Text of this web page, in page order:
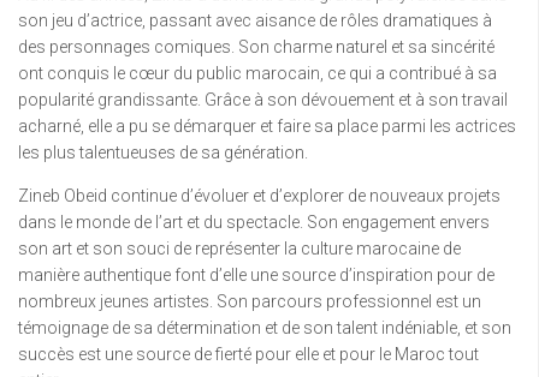
son jeu d’actrice, passant avec aisance de rôles dramatiques à
des personnages comiques. Son charme naturel et sa sincérité
ont conquis le cœur du public marocain, ce qui a contribué à sa
popularité grandissante. Grâce à son dévouement et à son travail
acharné, elle a pu se démarquer et faire sa place parmi les actrices
les plus talentueuses de sa génération.
Zineb Obeid continue d’évoluer et d’explorer de nouveaux projets
dans le monde de l’art et du spectacle. Son engagement envers
son art et son souci de représenter la culture marocaine de
manière authentique font d’elle une source d’inspiration pour de
nombreux jeunes artistes. Son parcours professionnel est un
témoignage de sa détermination et de son talent indéniable, et son
succès est une source de fierté pour elle et pour le Maroc tout